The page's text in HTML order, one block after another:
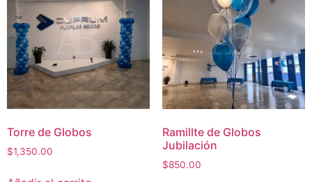
Torre de Globos
$1,350.00
Ramillte de Globos
Jubilación
$850.00